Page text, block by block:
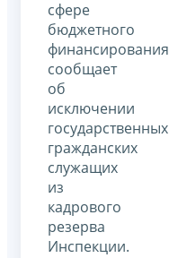
сфере
бюджетного
финансирования
сообщает
об
исключении
государственных
гражданских
служащих
из
кадрового
резерва
Инспекции.